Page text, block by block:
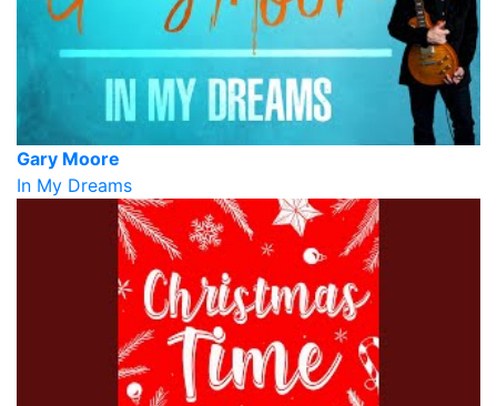
Gary Moore
In My Dreams